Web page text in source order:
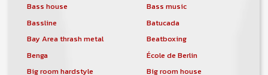
Bass house
Bass music
Bassline
Batucada
Bay Area thrash metal
Beatboxing
Benga
École de Berlin
Big room hardstyle
Big room house